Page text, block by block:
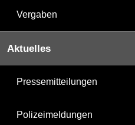
Vergaben
Aktuelles
Pressemitteilungen
Polizeimeldungen